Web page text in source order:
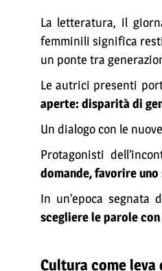
La letteratura, il
femminili significa
un ponte tra
Le autrici presenti
aperte: disparità di
Un dialogo con le
Protagonisti
domande, favorire
In un’epoca segnata
scegliere le parole
Cultura come